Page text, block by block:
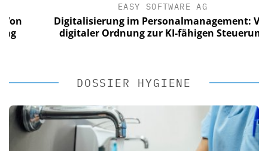
EASY SOFTWARE AG
Digitalisierung im Personalmanagement: Von
digitaler Ordnung zur KI-fähigen Steuerung
DOSSIER HYGIENE